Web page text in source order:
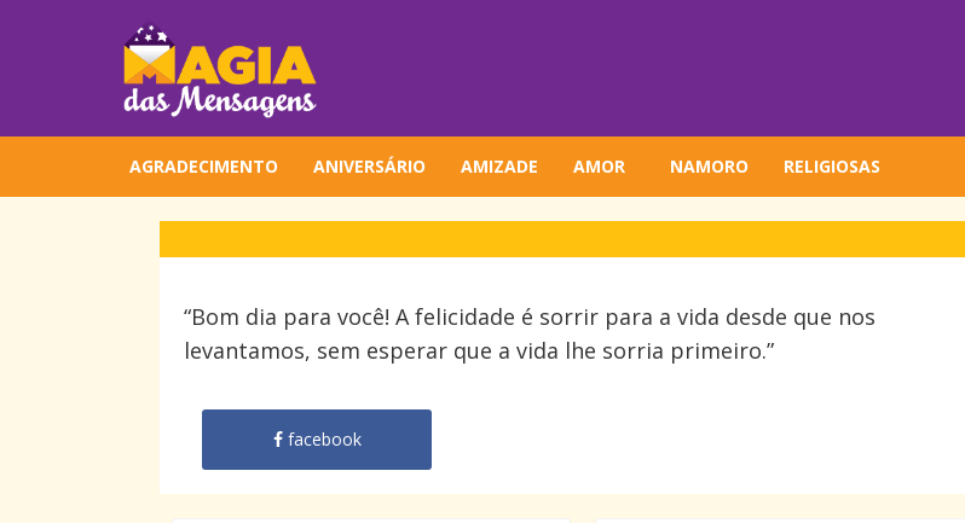
AGRADECIMENTO ANIVERSÁRIO AMIZADE AMOR NAMORO RELIGIOSAS
“Bom dia para você! A felicidade é sorrir para a vida desde que nos
levantamos, sem esperar que a vida lhe sorria primeiro.”
facebook